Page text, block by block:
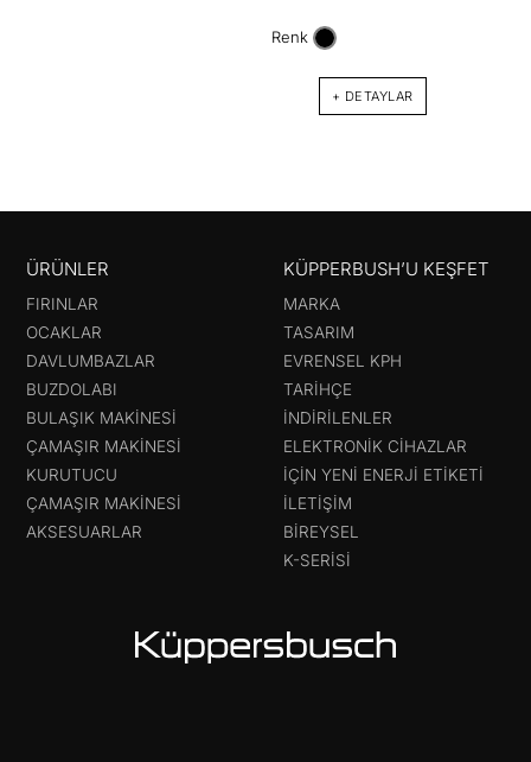
Renk
+ DETAYLAR
ÜRÜNLER
FIRINLAR
OCAKLAR
DAVLUMBAZLAR
BUZDOLABI
BULAŞIK MAKINESI
ÇAMAŞIR MAKINESI
KURUTUCU
ÇAMAŞIR MAKINESI
AKSESUARLAR
KÜPPERBUSH’U KEŞFET
MARKA
TASARIM
EVRENSEL KPH
TARIHÇE
İNDIRILENLER
ELEKTRONIK CIHAZLAR
IÇIN YENI ENERJI ETIKETI
İLETIŞIM
BIREYSEL
K-SERISI